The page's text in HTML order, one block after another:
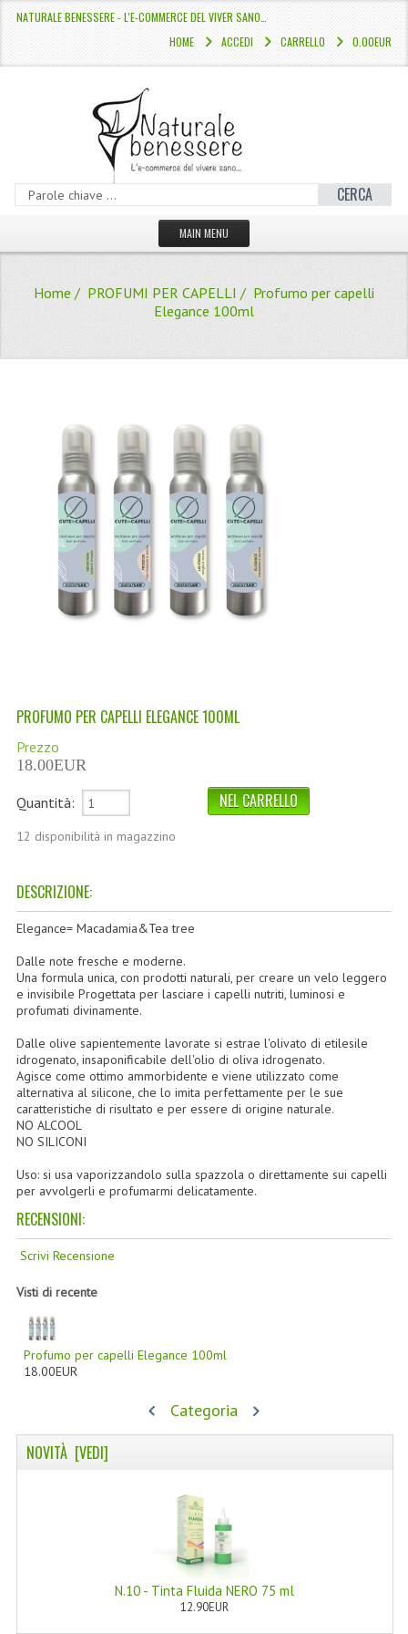
NATURALE BENESSERE - L'E-COMMERCE DEL VIVER SANO…
0.00EUR
CARRELLO
ACCEDI
HOME
CERCA
MAIN MENU
CATALOGO
LINEA MARULA PER CAPELLI
MONOI CAPELLI
RISTRUTTURANTI NATURLAB
TRATTAMENTO CADUTA
HAIR STYLIST
NATURFIX
SOLIDISSIMI
TINTA IN CREMA 10 MINUTI
TINTE PERMANENTI ALBERODELCOLORE
HAIR CC CREAM RAVVIVA COLORE
SOLIDISSIMI
LINEA ARGAN
LINEA KARITE
LINEE DETERGENTI
OLI VISO
LASSATIVI
****MONDO MANCINO
FORBICI
CANCELLERIA
Home / PROFUMI PER CAPELLI / Profumo per capelli
Elegance 100ml
PROFUMO PER CAPELLI ELEGANCE 100ML
Prezzo
18.00EUR
Quantità:
12 disponibilità in magazzino
DESCRIZIONE:
Elegance= Macadamia&Tea tree
Dalle note fresche e moderne.
Una formula unica, con prodotti naturali, per creare un velo leggero
e invisibile Progettata per lasciare i capelli nutriti, luminosi e
profumati divinamente.
Dalle olive sapientemente lavorate si estrae l'olivato di etilesile
idrogenato, insaponificabile dell'olio di oliva idrogenato.
Agisce come ottimo ammorbidente e viene utilizzato come
alternativa al silicone, che lo imita perfettamente per le sue
caratteristiche di risultato e per essere di origine naturale.
NO ALCOOL
NO SILICONI
Uso: si usa vaporizzandolo sulla spazzola o direttamente sui capelli
per avvolgerli e profumarmi delicatamente.
RECENSIONI:
Scrivi Recensione
Visti di recente
Profumo per capelli Elegance 100ml
18.00EUR
Categoria
NOVITÀ [VEDI]
N.10 - Tinta Fluida NERO 75 ml
12.90EUR